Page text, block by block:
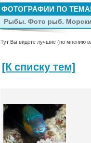
ФОТОГРАФИИ ПО
Рыбы. Фото рыб.
Тут Вы видете лучшие (по мнению
[К списку тем]